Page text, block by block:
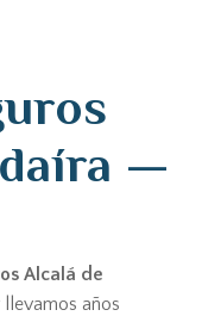
—
Alcalá de
llevamos años